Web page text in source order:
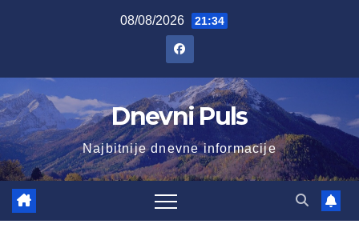
08/08/2026 21:34
Dnevni Puls
Najbitnije dnevne informacije